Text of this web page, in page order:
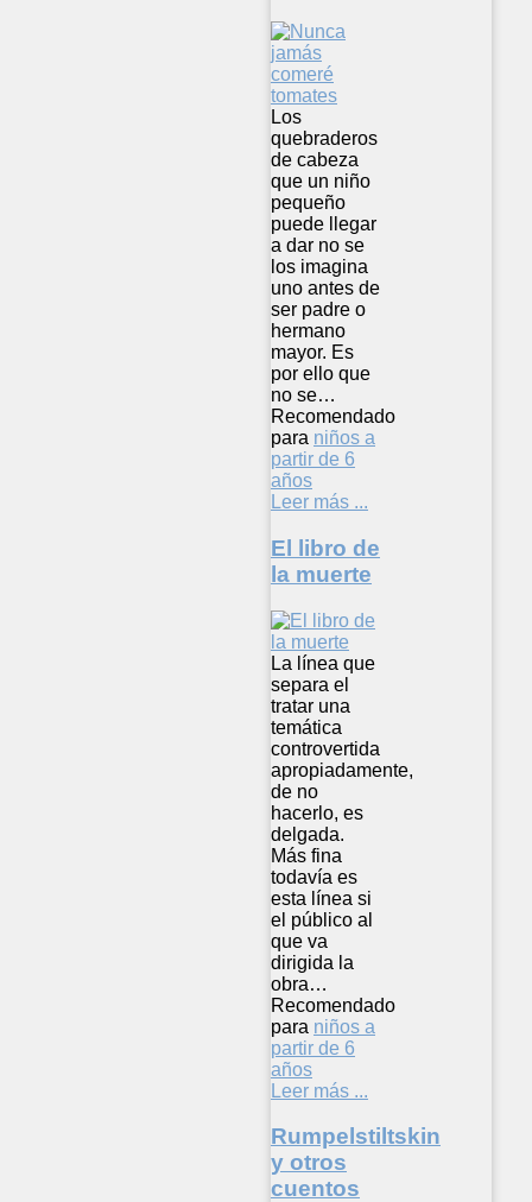
Los
quebraderos
de cabeza
que un niño
pequeño
puede llegar
a dar no se
los imagina
uno antes de
ser padre o
hermano
mayor. Es
por ello que
no se…
Recomendado
para niños a
partir de 6
años
Leer más ...
El libro de
la muerte
La línea que
separa el
tratar una
temática
controvertida
apropiadamente,
de no
hacerlo, es
delgada.
Más fina
todavía es
esta línea si
el público al
que va
dirigida la
obra…
Recomendado
para niños a
partir de 6
años
Leer más ...
Rumpelstiltskin
y otros
cuentos